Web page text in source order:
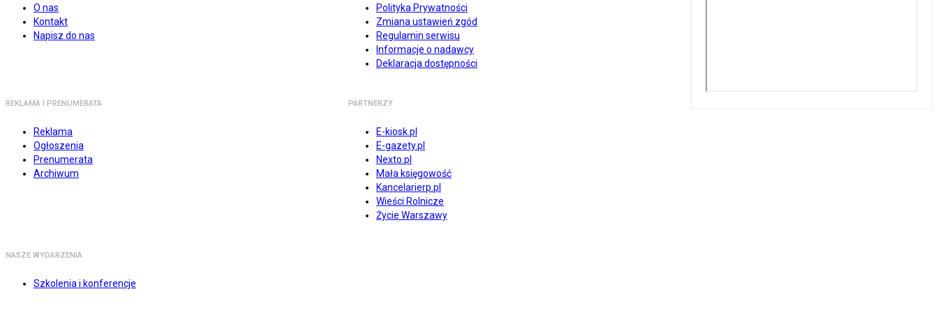
O nas
Kontakt
Napisz do nas
Polityka Prywatności
Zmiana ustawień zgód
Regulamin serwisu
Informacje o nadawcy
Deklaracja dostępności
REKLAMA I PRENUMERATA
Reklama
Ogłoszenia
Prenumerata
Archiwum
PARTNERZY
E-kiosk.pl
E-gazety.pl
Nexto.pl
Mała księgowość
Kancelarierp.pl
Wieści Rolnicze
Życie Warszawy
NASZE WYDARZENIA
Szkolenia i konferencje